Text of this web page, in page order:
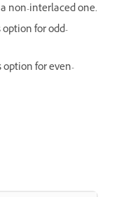
non-interlaced one.
for odd-
option for even-